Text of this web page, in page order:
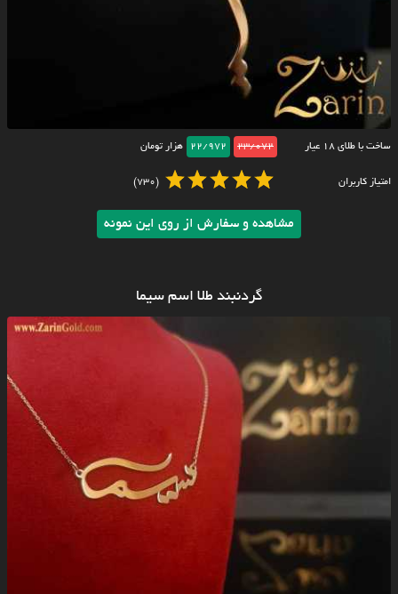
ساخت با طلای ۱۸ عیار 23/072
22/972 هزار تومان
امتیاز کاربران (730)
مشاهده و سفارش از روی این نمونه
گردنبند طلا اسم سیما